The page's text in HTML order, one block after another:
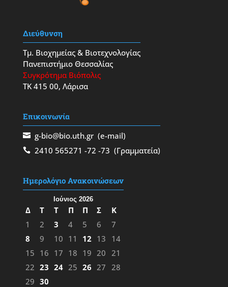
Διεύθυνση
Τμ. Βιοχημείας & Βιοτεχνολογίας
Πανεπιστήμιο Θεσσαλίας
Συγκρότημα Βιόπολις
ΤΚ 415 00, Λάρισα
Επικοινωνία
g-bio@bio.uth.gr(e-mail)
2410 565271 -72 -73 (Γραμματεία)
Ημερολόγιο Ανακοινώσεων
Ιούνιος 2026
Δ Τ Τ Π Π Σ
Κ
1
2 3 4 5 6
7
8
9 10 11 12 13
14
15 16 17 18 19 20 21
22 23 24 25 26 27 28
29 30